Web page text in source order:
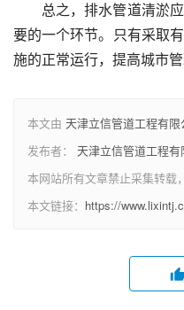
总之，排水管道清淤
要的一个环节。只有采取
施的正常运行，提高城市管
本文由 天津立信管道工程有限
发布者： 天津立信管道工程有
本网站所有文章禁止采集转载
本文链接： https://